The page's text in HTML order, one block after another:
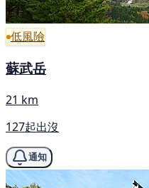
低風險
蘇武岳
21 km
127起出沒
通知